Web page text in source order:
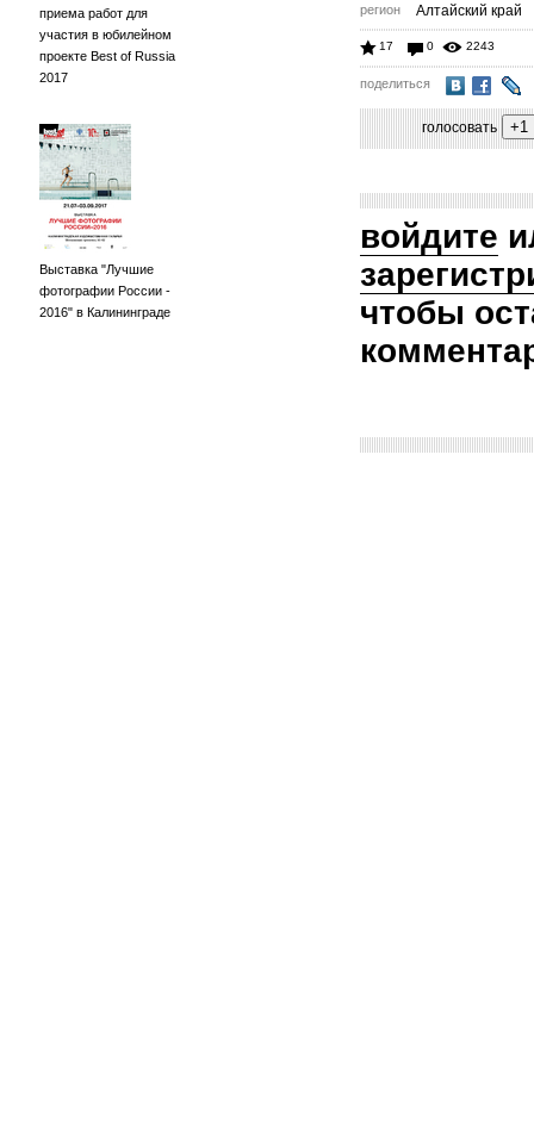
приема работ для
участия в юбилейном
проекте Best of Russia
2017
Выставка "Лучшие
фотографии России -
2016" в Калининграде
регион Алтайский край
17 0 2243
поделиться
голосовать
войдите
чтобы